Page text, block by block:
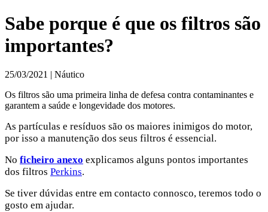
Sabe porque é que os filtros são
importantes?
25/03/2021 | Náutico
Os filtros são uma primeira linha de defesa contra contaminantes e
garantem a saúde e longevidade dos motores.
As partículas e resíduos são os maiores inimigos do motor,
por isso a manutenção dos seus filtros é essencial.
No ficheiro anexo explicamos alguns pontos importantes
dos filtros Perkins.
Se tiver dúvidas entre em contacto connosco, teremos todo o
gosto em ajudar.